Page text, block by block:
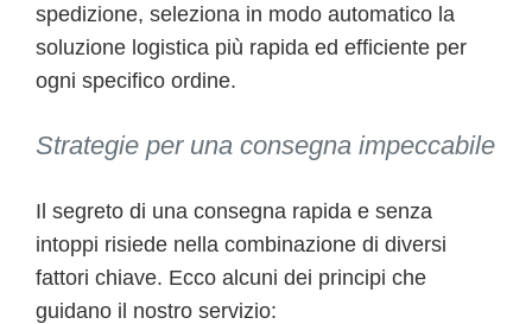
spedizione, seleziona in modo automatico la
soluzione logistica più rapida ed efficiente per
ogni specifico ordine.
Strategie per una consegna impeccabile
Il segreto di una consegna rapida e senza
intoppi risiede nella combinazione di diversi
fattori chiave. Ecco alcuni dei principi che
guidano il nostro servizio: